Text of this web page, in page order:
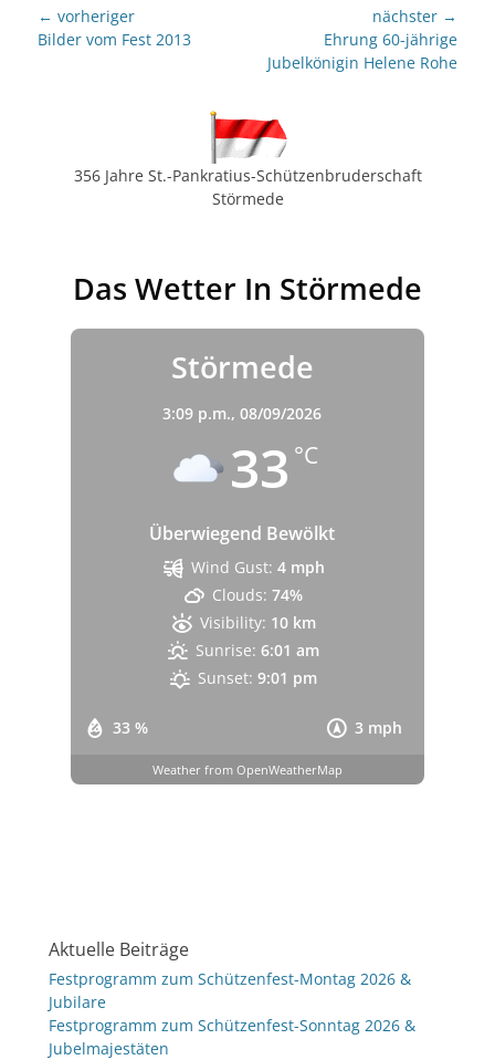
Beitragsnavigation
← vorheriger
Vorheriger
Bilder vom Fest 2013
nächster →
Beitrag:
Ehrung 60-jährige
Jubelkönigin Helene Rohe
356 Jahre St.-Pankratius-Schützenbruderschaft
Störmede
Das Wetter In Störmede
Störmede
3:09 p.m., 08/09/2026
33 °C
Überwiegend Bewölkt
33 % 3 mph
Wind Gust: 4 mph
Clouds: 74%
Visibility: 10 km
Sunrise: 6:01 am
Sunset: 9:01 pm
Weather from OpenWeatherMap
Aktuelle Beiträge
Festprogramm zum Schützenfest-Montag 2026 &
Jubilare
Festprogramm zum Schützenfest-Sonntag 2026 &
Jubelmajestäten